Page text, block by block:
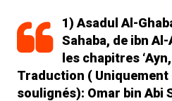
1) Asadul Al-
Sahaba, de ibn
les chapitres
Traduction ( Uniquement
soulignés): Omar bin Abi